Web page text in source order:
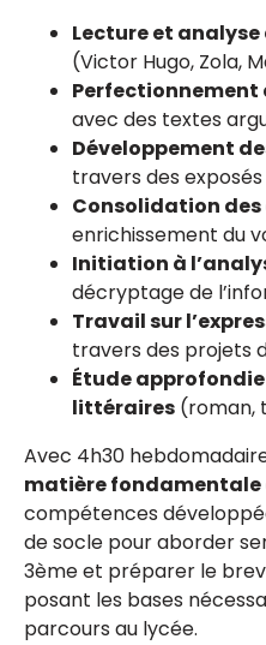
Lecture et
(Victor Hugo, Zola,
Perfectionnement
avec des textes
Développement
travers des
Consolidation
enrichissement du
Initiation à
décryptage de
Travail sur
travers des projets
Étude
littéraires (roman,
Avec 4h30
matière fondamentale
compétences
de socle pour aborder
3ème et préparer le
posant les bases
parcours au lycée.